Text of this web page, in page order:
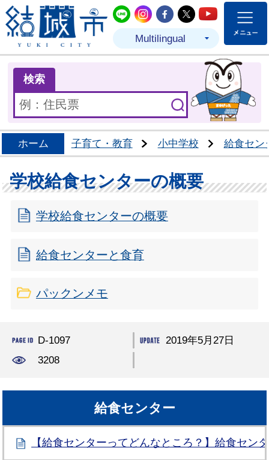
結城市公式LINE
結城市公式Instagram
結城市公式
結城市公式
結城市
Multilingual
検索
ホーム 子育て・教育 小中学校 給食セン
学校給食センターの概要
学校給食センターの概要
給食センターと食育
パックンメモ
D-1097
2019年5月27日
3208
給食センター
【給食センターってどんなところ？】給食セン